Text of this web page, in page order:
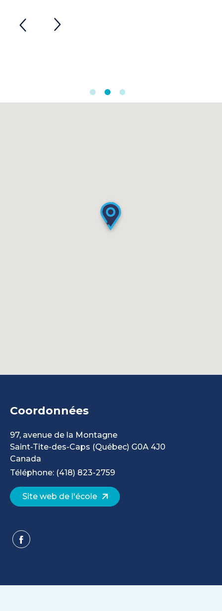
Coordonnées
97, avenue de la Montagne
Saint-Tite-des-Caps (Québec) G0A 4J0
Canada
Téléphone: (418) 823-2759
Site web de l'école